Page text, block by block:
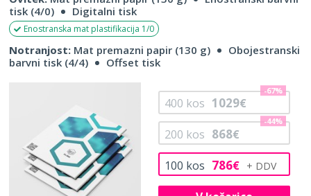
tisk (4/0)
Digitalni tisk
Enostranska mat plastifikacija 1/0
Notranjost: Mat premazni papir (130 g)
Obojestranski
barvni tisk (4/4)
Offset tisk
100 kos 786€
200 kos 868€
-44%
400 kos 1029€
-67%